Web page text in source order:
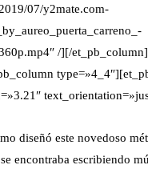
07/y2mate.com-
/][/
diseñó este novedoso
encontraba escribiendo